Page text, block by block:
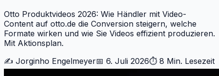
Otto Produktvideos 2026: Wie Händler mit Video-
Content auf otto.de die Conversion steigern, welche
Formate wirken und wie Sie Videos effizient produzieren.
Mit Aktionsplan.
✍️ Jorginho Engelmeyer📅 6. Juli 2026⏱ 8 Min. Lesezeit